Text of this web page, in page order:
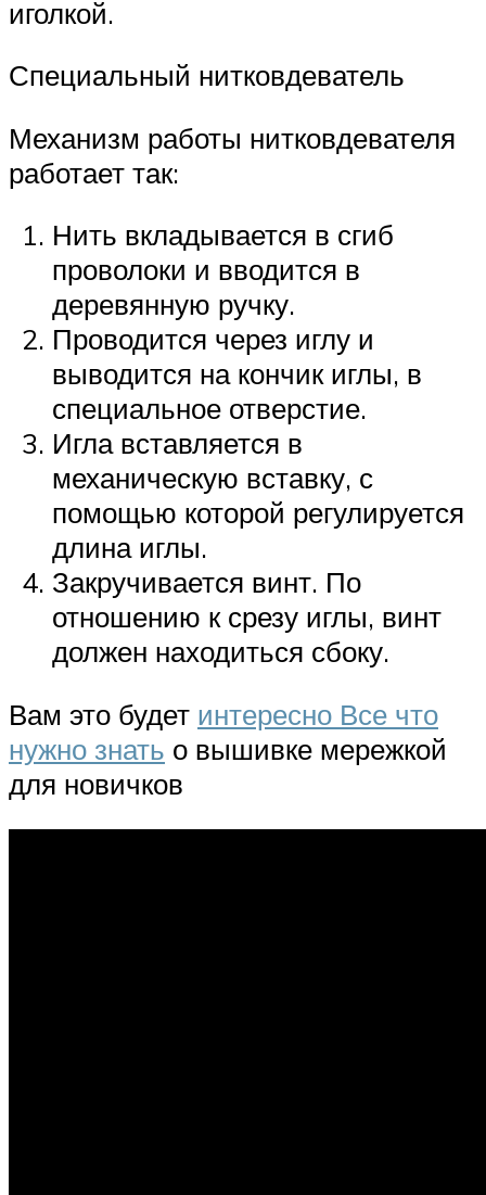
иголкой.
Специальный нитковдеватель
Механизм работы нитковдевателя
работает так:
Нить вкладывается в сгиб
проволоки и вводится в
деревянную ручку.
Проводится через иглу и
выводится на кончик иглы, в
специальное отверстие.
Игла вставляется в
механическую вставку, с
помощью которой регулируется
длина иглы.
Закручивается винт. По
отношению к срезу иглы, винт
должен находиться сбоку.
Вам это будет интересно Все что
нужно знать о вышивке мережкой
для новичков